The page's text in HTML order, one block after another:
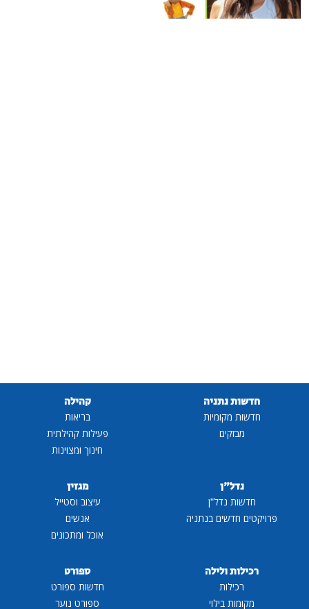
חדשות נתניה
חדשות מקומיות
מבזקים
קהילה
בריאות
פעילות קהילתית
חינוך ומצוינות
נדל"ן
חדשות נדל"ן
פרויקטים חדשים בנתניה
מגזין
עיצוב וסטייל
אנשים
אוכל ומתכונים
רכילות ולילה
רכילות
מקומות בילוי
ספורט
חדשות ספורט
ספורט נוער